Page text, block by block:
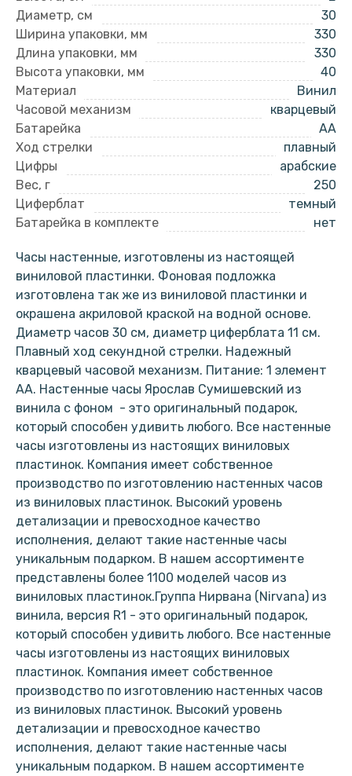
Диаметр, см
30
Ширина упаковки, мм
330
Длина упаковки, мм
330
Высота упаковки, мм
40
Материал
Винил
Часовой механизм
кварцевый
Батарейка
AA
Ход стрелки
плавный
Цифры
арабские
Вес, г
250
Циферблат
темный
Батарейка в комплекте
нет
Часы настенные, изготовлены из настоящей
виниловой пластинки. Фоновая подложка
изготовлена так же из виниловой пластинки и
окрашена акриловой краской на водной основе.
Диаметр часов 30 см, диаметр циферблата 11 см.
Плавный ход секундной стрелки. Надежный
кварцевый часовой механизм. Питание: 1 элемент
АА. Настенные часы Ярослав Сумишевский из
винила с фоном - это оригинальный подарок,
который способен удивить любого. Все настенные
часы изготовлены из настоящих виниловых
пластинок. Компания имеет собственное
производство по изготовлению настенных часов
из виниловых пластинок. Высокий уровень
детализации и превосходное качество
исполнения, делают такие настенные часы
уникальным подарком. В нашем ассортименте
представлены более 1100 моделей часов из
виниловых пластинок.Группа Нирвана (Nirvana) из
винила, версия R1 - это оригинальный подарок,
который способен удивить любого. Все настенные
часы изготовлены из настоящих виниловых
пластинок. Компания имеет собственное
производство по изготовлению настенных часов
из виниловых пластинок. Высокий уровень
детализации и превосходное качество
исполнения, делают такие настенные часы
уникальным подарком. В нашем ассортименте